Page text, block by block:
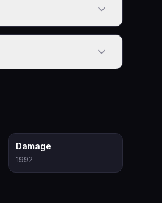
Damage
1992